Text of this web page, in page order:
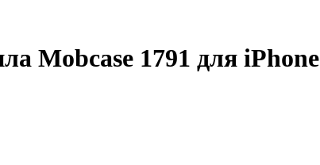
Mobcase 1791 для iPhone